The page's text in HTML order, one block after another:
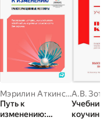
Мэрилин Аткинсон
Путь к
изменению:
А.В.
Учебник